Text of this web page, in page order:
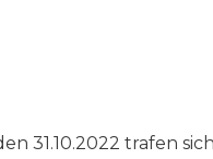
31.10.2022 trafen